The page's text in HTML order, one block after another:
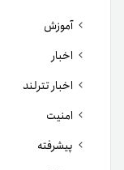
آموزش
اخبار
اخبار تترلند
امنیت
پیشرفته